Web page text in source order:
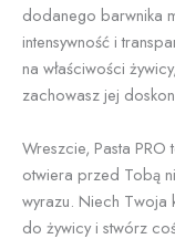
dodanego barwnika
intensywność i
na właściwości
zachowasz jej
Wreszcie, Pasta
otwiera przed Tobą
wyrazu. Niech Twoja
do żywicy i stwórz